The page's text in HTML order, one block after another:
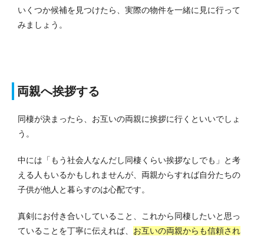
いくつか候補を見つけたら、実際の物件を一緒に見に行って
みましょう。
両親へ挨拶する
同棲が決まったら、お互いの両親に挨拶に行くといいでしょ
う。
中には「もう社会人なんだし同棲くらい挨拶なしでも」と考
える人もいるかもしれませんが、両親からすれば自分たちの
子供が他人と暮らすのは心配です。
真剣にお付き合いしていること、これから同棲したいと思っ
ていることを丁寧に伝えれば、 お互いの両親からも信頼され